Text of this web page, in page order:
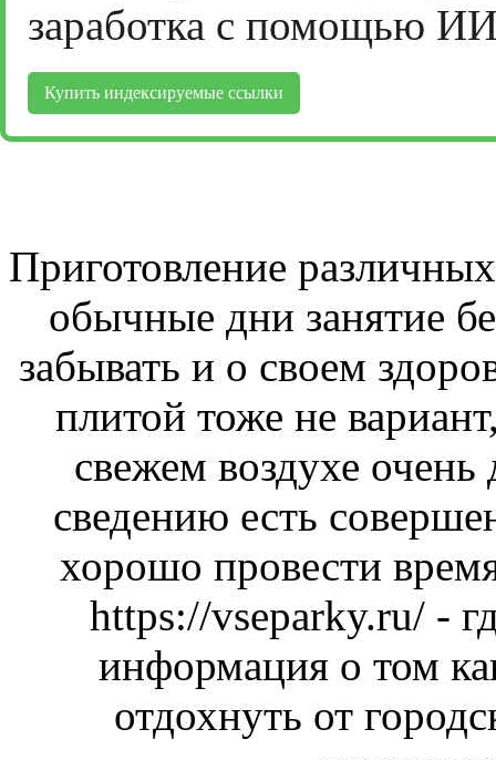
заработка с помощью
Купить индексируемые ссылки
Приготовление
обычные дни занятие
забывать и о своем
плитой тоже не
свежем воздухе
сведению есть
хорошо провести
https://vseparky.ru/ -
информация о том
отдохнуть от